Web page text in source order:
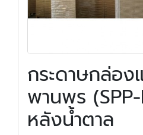
กระดาษกล่อ
พานพร
หลังน้ำตาล